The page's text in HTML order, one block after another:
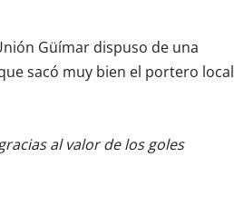
Güímar dispuso de una
sacó muy bien el portero local
al valor de los goles